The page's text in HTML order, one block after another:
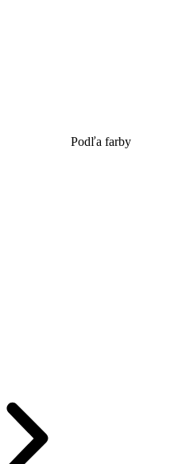
Podľa farby